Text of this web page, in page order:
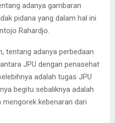
adanya gambaran
pidana yang dalam hal ini
Rahardjo.
tentang adanya perbedaan
JPU dengan penasehat
adalah tugas JPU
begitu sebaliknya adalah
kebenaran dari